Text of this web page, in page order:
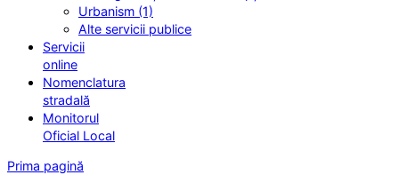
Urbanism (1)
Alte servicii publice
Servicii
online
Nomenclatura
stradală
Monitorul
Oficial Local
Prima pagină